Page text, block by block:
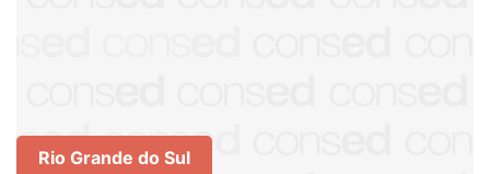
Rio Grande do Sul